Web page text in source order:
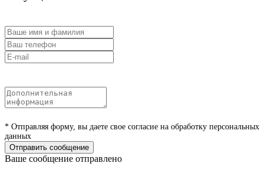
* Отправляя форму, вы даете свое согласие на обработку персональных
данных
Отправить сообщение
Ваше сообщение отправлено